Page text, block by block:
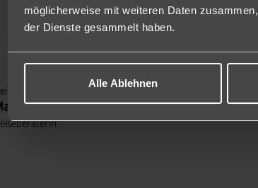
möglicherweise mit weiteren Daten
der Dienste gesammelt haben.
Alle Ablehnen
geschrieben am 21.02.2023
Walther